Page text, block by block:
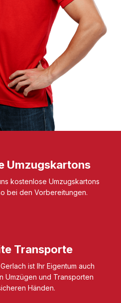
Umzugskartons
kostenlose Umzugskartons
bei den Vorbereitungen.
Transporte
ist Ihr Eigentum auch
Umzügen und Transporten
Händen.